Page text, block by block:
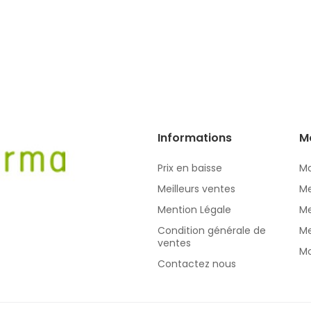
Informations
Prix en baisse
Meilleurs ventes
Mention Légale
Condition générale de
ventes
Contactez nous